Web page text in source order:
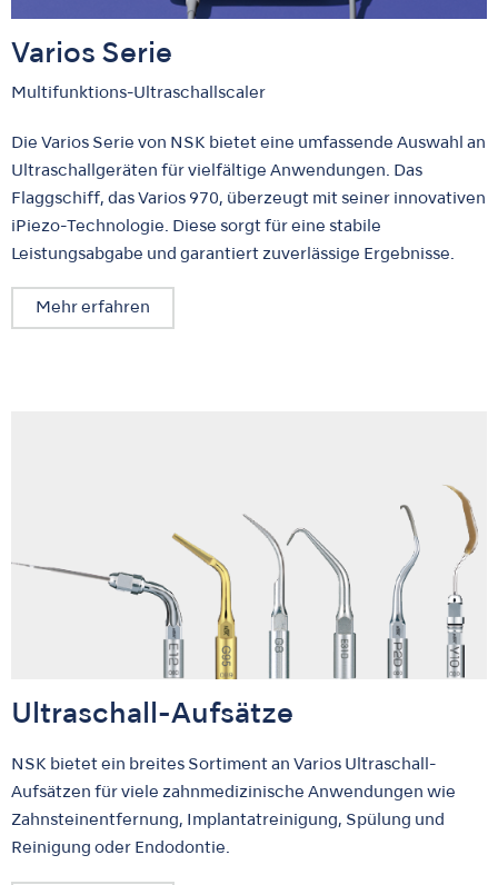
Varios Serie
Multifunktions-Ultraschallscaler
Die Varios Serie von NSK bietet eine umfassende Auswahl an
Ultraschallgeräten für vielfältige Anwendungen. Das
Flaggschiff, das Varios 970, überzeugt mit seiner innovativen
iPiezo-Technologie. Diese sorgt für eine stabile
Leistungsabgabe und garantiert zuverlässige Ergebnisse.
Mehr erfahren
Ultraschall-Aufsätze
NSK bietet ein breites Sortiment an Varios Ultraschall-
Aufsätzen für viele zahnmedizinische Anwendungen wie
Zahnsteinentfernung, Implantatreinigung, Spülung und
Reinigung oder Endodontie.